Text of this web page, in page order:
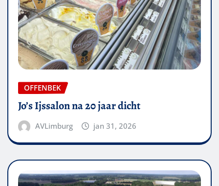
OFFENBEK
Jo’s Ijssalon na 20 jaar dicht
AVLimburg jan 31, 2026